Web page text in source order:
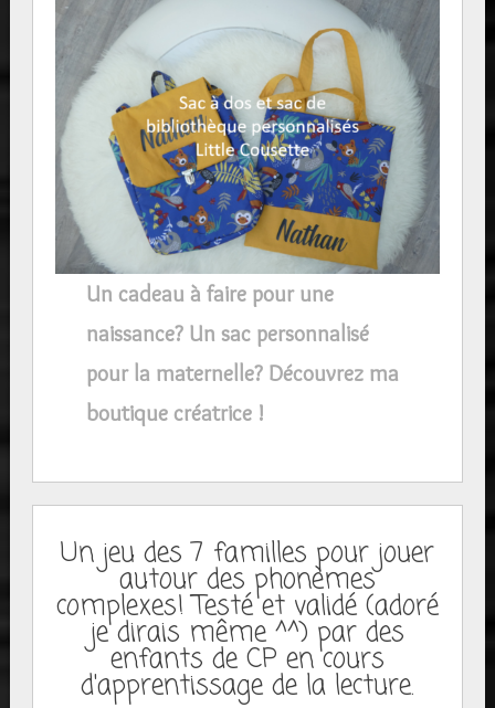
Un cadeau à faire pour une
naissance? Un sac personnalisé
pour la maternelle? Découvrez ma
boutique créatrice !
Un jeu des 7 familles pour jouer
autour des phonèmes
complexes! Testé et validé (adoré
je dirais même ^^) par des
enfants de CP en cours
d'apprentissage de la lecture.